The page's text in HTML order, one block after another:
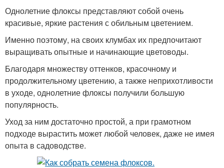
Однолетние флоксы представляют собой очень
красивые, яркие растения с обильным цветением.
Именно поэтому, на своих клумбах их предпочитают
выращивать опытные и начинающие цветоводы.
Благодаря множеству оттенков, красочному и
продолжительному цветению, а также неприхотливости
в уходе, однолетние флоксы получили большую
популярность.
Уход за ним достаточно простой, а при грамотном
подходе вырастить может любой человек, даже не имея
опыта в садоводстве.